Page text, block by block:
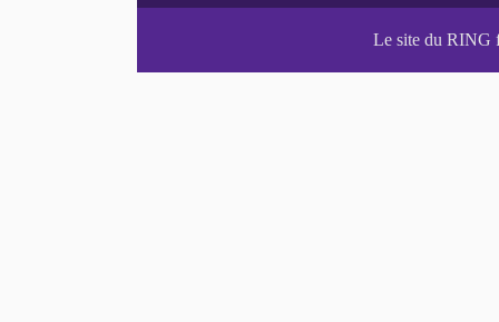
Le site du RING